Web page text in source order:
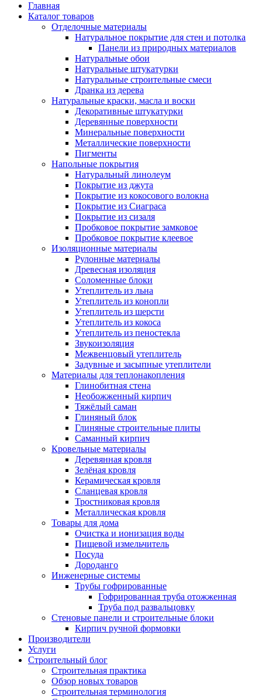
Главная
Каталог товаров
Отделочные материалы
Натуральное покрытие для стен и потолка
Панели из природных материалов
Натуральные обои
Натуральные штукатурки
Натуральные строительные смеси
Дранка из дерева
Натуральные краски, масла и воски
Декоративные штукатурки
Деревянные поверхности
Минеральные поверхности
Металлические поверхности
Пигменты
Напольные покрытия
Натуральный линолеум
Покрытие из джута
Покрытие из кокосового волокна
Покрытие из Сиаграса
Покрытие из сизаля
Пробковое покрытие замковое
Пробковое покрытие клеевое
Изоляционные материалы
Рулонные материалы
Древесная изоляция
Соломенные блоки
Утеплитель из льна
Утеплитель из конопли
Утеплитель из шерсти
Утеплитель из кокоса
Утеплитель из пеностекла
Звукоизоляция
Межвенцовый утеплитель
Задувные и засыпные утеплители
Материалы для теплонакопления
Глинобитная стена
Необожженный кирпич
Тяжёлый саман
Глиняный блок
Глиняные строительные плиты
Саманный кирпич
Кровельные материалы
Деревянная кровля
Зелёная кровля
Керамическая кровля
Сланцевая кровля
Тростниковая кровля
Металлическая кровля
Товары для дома
Очистка и ионизация воды
Пищевой измельчитель
Посуда
Дороданго
Инженерные системы
Трубы гофрированные
Гофрированная труба отожженная
Труба под развальцовку
Стеновые панели и строительные блоки
Кирпич ручной формовки
Производители
Услуги
Строительный блог
Строительная практика
Обзор новых товаров
Строительная терминология